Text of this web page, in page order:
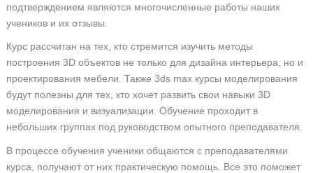
подтверждением являются многочисленные работы наших
учеников и их отзывы.
Курс рассчитан на тех, кто стремится изучить методы
построения 3D объектов не только для дизайна интерьера, но и
проектирования мебели. Также 3ds max курсы моделирования
будут полезны для тех, кто хочет развить свои навыки 3D
моделирования и визуализации. Обучение проходит в
небольших группах под руководством опытного преподавателя.
В процессе обучения ученики общаются с преподавателями
курса, получают от них практическую помощь. Все это поможет